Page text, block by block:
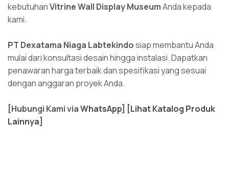
kebutuhanVitrine Wall Display MuseumAnda kepada
kami.
PT Dexatama Niaga Labtekindosiap membantu Anda
mulai dari konsultasi desain hingga instalasi. Dapatkan
penawaran harga terbaik dan spesifikasi yang sesuai
dengan anggaran proyek Anda.
[Hubungi Kami viaWhatsApp] [Lihat Katalog Produk
Lainnya]